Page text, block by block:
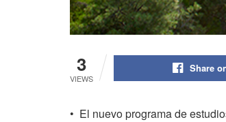
3
VIEWS
Share
• El nuevo programa de